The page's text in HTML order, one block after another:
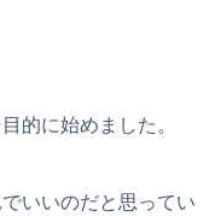
的に始めました。
いいのだと思ってい